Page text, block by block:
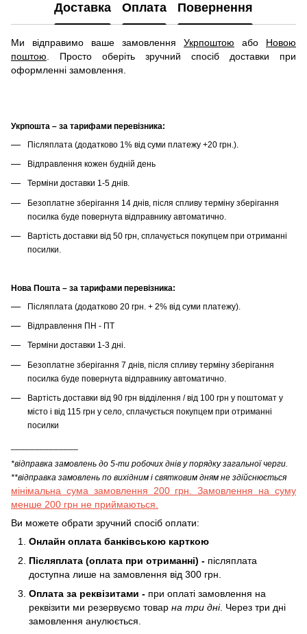
Доставка Оплата Повернення
Ми відправимо ваше замовлення Укрпоштою або Новою
поштою . Просто оберіть зручний спосіб доставки при
оформленні замовлення.
Укрпошта – за тарифами перевізника:
Післяплата (додатково 1% від суми платежу +20 грн.).
Відправлення кожен будній день
Терміни доставки 1-5 днів.
Безоплатне зберігання 14 днів, після спливу терміну зберігання
посилка буде повернута відправнику автоматично.
Вартість доставки від 50 грн, сплачується покупцем при отриманні
посилки.
Нова Пошта – за тарифами перевізника:
Післяплата (додатково 20 грн. + 2% від суми платежу).
Відправлення ПН - ПТ
Терміни доставки 1-3 дні.
Безоплатне зберігання 7 днів, після спливу терміну зберігання
посилка буде повернута відправнику автоматично.
Вартість доставки від 90 грн відділення / від 100 грн у поштомат у
місто і від 115 грн у село, сплачується покупцем при отриманні
посилки
*відправка замовлень до 5-ти робочих днів у порядку загальної черги.
**відправка замовлень по вихідним і святковим дням не здійснюється
мінімальна сума замовлення 200 грн. Замовлення на суму
менше 200 грн не приймаються.
Ви можете обрати зручний спосіб оплати:
Онлайн оплата банківською карткою
Післяплата (оплата при отриманні) - післяплата
доступна лише на замовлення від 300 грн.
Оплата за реквізитами - при оплаті замовлення на
реквізити ми резервуємо товар на три дні. Через три дні
замовлення анулюється.